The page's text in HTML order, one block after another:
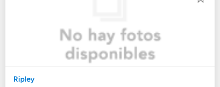
Ripley